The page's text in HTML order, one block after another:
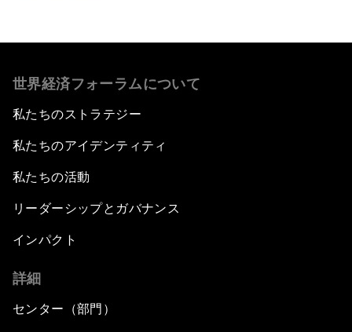
世界経済フォーラムについて
私たちのストラテジー
私たちのアイデンティティ
私たちの活動
リーダーシップとガバナンス
インパクト
詳細
センター（部門）